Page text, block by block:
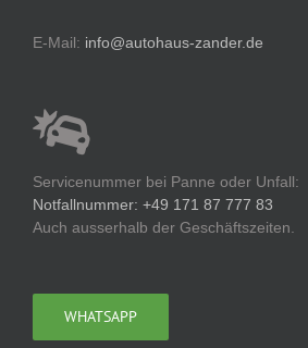
E-Mail: info@autohaus-zander.de
Servicenummer bei Panne oder Unfall:
Notfallnummer: +49 171 87 777 83
Auch ausserhalb der Geschäftszeiten.
WHATSAPP